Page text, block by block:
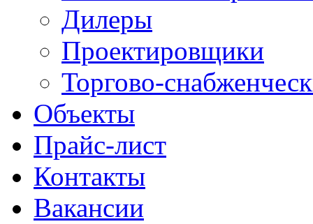
Дилеры
Проектировщики
Торгово-
Объекты
Прайс-лист
Контакты
Вакансии